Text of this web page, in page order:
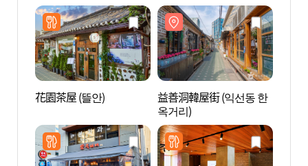
花園茶屋 (뜰안)
益善洞韓屋街 (익선동 한
옥거리)